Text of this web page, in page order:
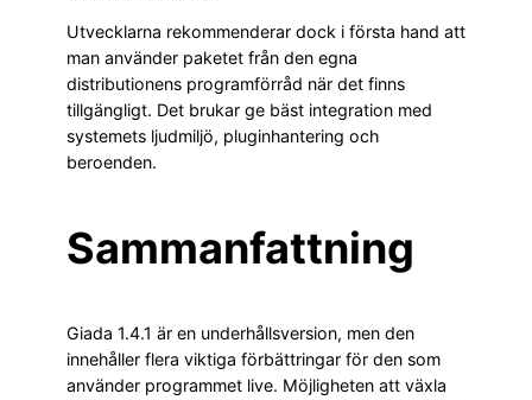
Utvecklarna rekommenderar dock i första hand att
man använder paketet från den egna
distributionens programförråd när det finns
tillgängligt. Det brukar ge bäst integration med
systemets ljudmiljö, pluginhantering och
beroenden.
Sammanfattning
Giada 1.4.1 är en underhållsversion, men den
innehåller flera viktiga förbättringar för den som
använder programmet live. Möjligheten att växla